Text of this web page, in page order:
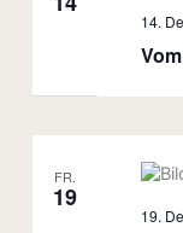
14.
FR.
19
19.